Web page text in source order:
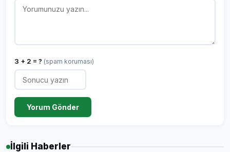
3 + 2 = ? (spam koruması)
Yorum Gönder
İlgili Haberler